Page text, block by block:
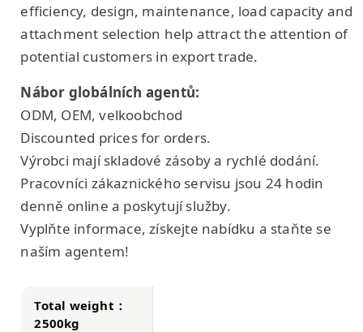
efficiency, design, maintenance, load capacity and
attachment selection help attract the attention of
potential customers in export trade.
Nábor globálních agentů:
ODM, OEM, velkoobchod
Discounted prices for orders.
Výrobci mají skladové zásoby a rychlé dodání.
Pracovníci zákaznického servisu jsou 24 hodin
denně online a poskytují služby.
Vyplňte informace, získejte nabídku a staňte se
naším agentem!
Total weight：
2500kg